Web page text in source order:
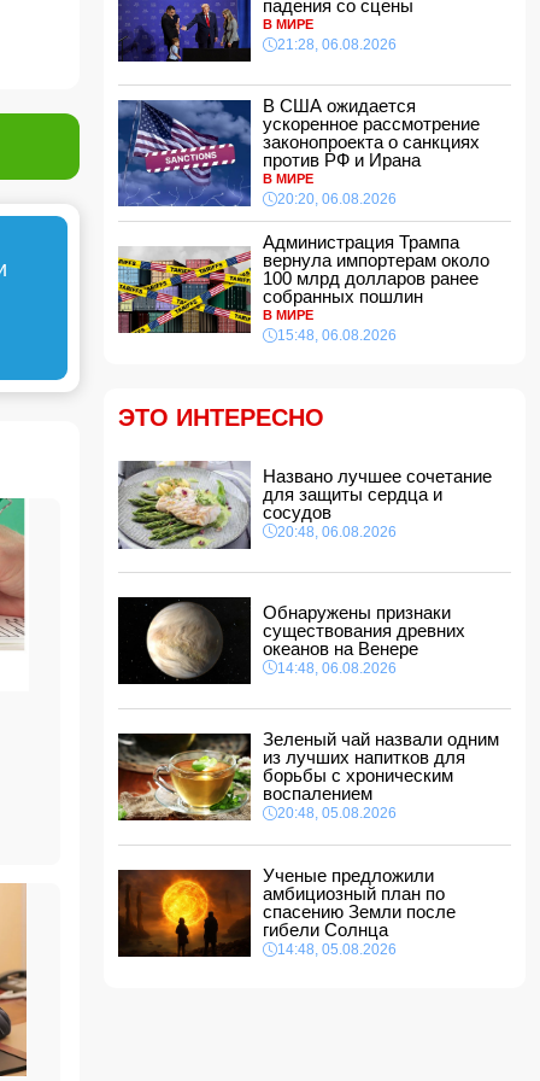
21:16, 06.08.2026
Такер Карлсон обвинил руководство США во
21:00, 06.08.2026
Названо лучшее сочетание для защиты
сердца и сосудов
20:48, 06.08.2026
Салах официально стал игроком
"Трабзонспора": раскрыты детали контракта
В США ожидается ускоренное рассмотрение
законопроекта о санкциях против РФ и Ирана
20:20, 06.08.2026
18:48, 06.08.2026
Чолпон-Атинская декларация укрепит
институциональные основы отношений
между Азербайджаном и Центральной Азией
Стала известна дата II этапа вступительного
экзамена в резидентуру
18:02, 06.08.2026
Новрузали Асланов провел встречу с
ФОТО
18:00, 06.08.2026
«Новые технологии формируют новые
профессии на рынке труда» — эксперт
16:48, 06.08.2026
Джейхун Байрамов и Андрей Сибига проводят
16:28, 06.08.2026
падения со сцены
В МИРЕ
21:28, 06.08.2026
В США ожидается
ускоренное рассмотрение
законопроекта о санкциях
против РФ и Ирана
В МИРЕ
20:20, 06.08.2026
Администрация Трампа
вернула импортерам около
100 млрд долларов ранее
собранных пошлин
В МИРЕ
15:48, 06.08.2026
ЭТО ИНТЕРЕСНО
Названо лучшее сочетание
для защиты сердца и
сосудов
20:48, 06.08.2026
Обнаружены признаки
существования древних
океанов на Венере
14:48, 06.08.2026
Зеленый чай назвали одним
из лучших напитков для
борьбы с хроническим
воспалением
20:48, 05.08.2026
Ученые предложили
амбициозный план по
спасению Земли после
гибели Солнца
14:48, 05.08.2026